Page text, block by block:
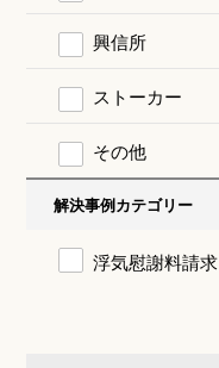
興信所
ストーカー
その他
解決事例カテゴリー
浮気慰謝料請求